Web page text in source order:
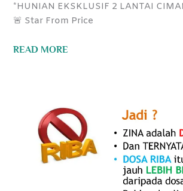
*HUNIAN EKSKLUSIF 2 LANTAI
🚨 Star From Price
READ MORE